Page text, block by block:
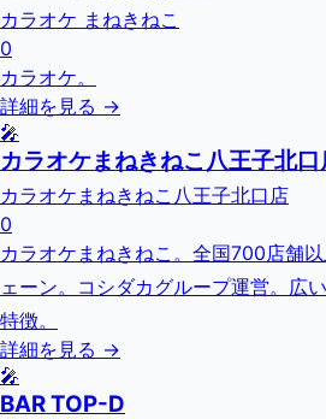
カラオケ まねきねこ
0
カラオケ。
詳細を見る →
🎤
カラオケまねきねこ八王子北口
カラオケまねきねこ八王子北口店
0
カラオケまねきねこ。全国700店舗
ェーン。コシダカグループ運営。広
特徴。
詳細を見る →
🎤
BAR TOP-D